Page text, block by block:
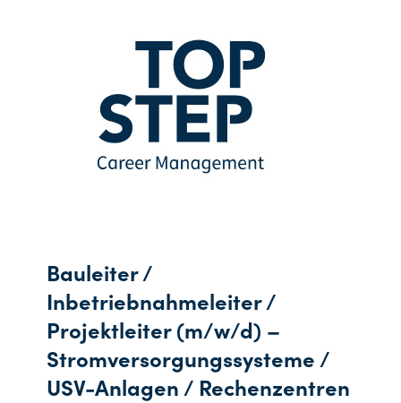
Bauleiter /
Inbetriebnahmeleiter /
Projektleiter (m/w/d) –
Stromversorgungssysteme /
USV-Anlagen / Rechenzentren